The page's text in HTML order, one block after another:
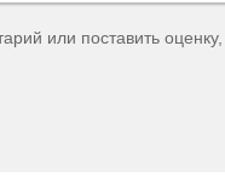
или поставить